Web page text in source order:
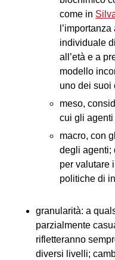
come in
individuale
all’età e a
modello
uno dei suoi
meso,
cui gli agenti
macro, con
degli agenti;
per valutare
politiche di
granularità: a
parzialmente
rifletteranno
diversi livelli;